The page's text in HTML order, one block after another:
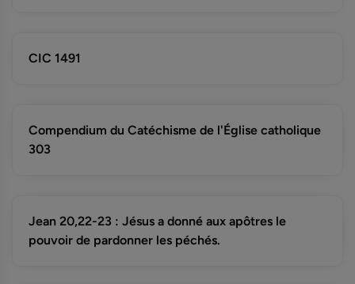
CIC 1491
Compendium du Catéchisme de l'Église catholique
303
Jean 20,22-23 : Jésus a donné aux apôtres le
pouvoir de pardonner les péchés.